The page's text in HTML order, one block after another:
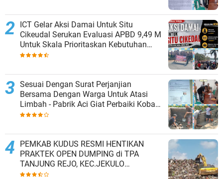
ICT Gelar Aksi Damai Untuk Situ
Cikeudal Serukan Evaluasi APBD 9,49 M
Untuk Skala Prioritaskan Kebutuhan
Dasar Masyarakat Belum Saat nya
Sesuai Dengan Surat Perjanjian
Bersama Dengan Warga Untuk Atasi
Limbah - Pabrik Aci Giat Perbaiki Kobak
Penampungan Air
PEMKAB KUDUS RESMI HENTIKAN
PRAKTEK OPEN DUMPING di TPA
TANJUNG REJO, KEC.JEKULO
KAB.KUDUS,BERLAKUKAN SISTEM